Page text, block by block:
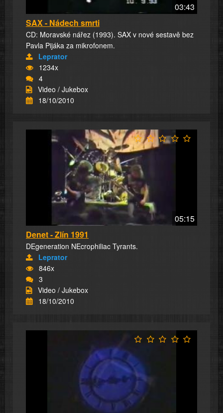
03:43
SAX - Nádech smrti
CD: Moravské nářez (1993). SAX v nové sestavě bez
Pavla Pijáka za mikrofonem.
Leprator
1234x
4
Video / Jukebox
18/10/2010
05:15
Denet - Zlín 1991
DEgeneration NEcrophiliac Tyrants.
Leprator
846x
3
Video / Jukebox
18/10/2010